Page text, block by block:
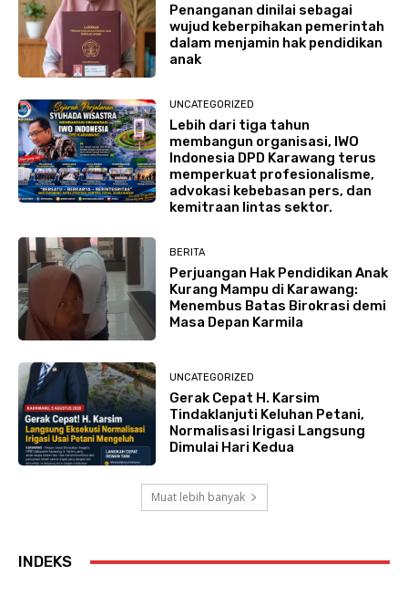
Penanganan dinilai sebagai
wujud keberpihakan pemerintah
dalam menjamin hak pendidikan
anak
UNCATEGORIZED
Lebih dari tiga tahun
membangun organisasi, IWO
Indonesia DPD Karawang terus
memperkuat profesionalisme,
advokasi kebebasan pers, dan
kemitraan lintas sektor.
BERITA
Perjuangan Hak Pendidikan Anak
Kurang Mampu di Karawang:
Menembus Batas Birokrasi demi
Masa Depan Karmila
UNCATEGORIZED
Gerak Cepat H. Karsim
Tindaklanjuti Keluhan Petani,
Normalisasi Irigasi Langsung
Dimulai Hari Kedua
Muat lebih banyak
INDEKS